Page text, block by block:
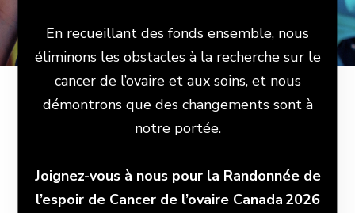
En recueillant des fonds ensemble, nous
éliminons les obstacles à la recherche sur le
cancer de l’ovaire et aux soins, et nous
démontrons que des changements sont à
notre portée.
Joignez-vous à nous pour la Randonnée de
l’espoir de Cancer de l’ovaire Canada 2026